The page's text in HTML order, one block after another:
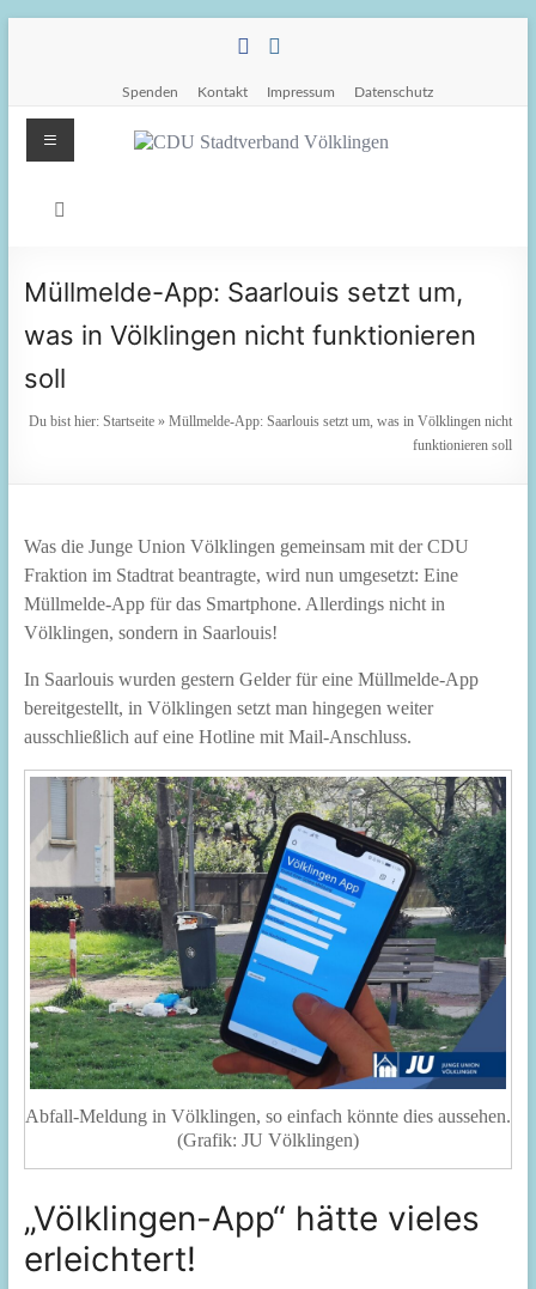
Spenden Kontakt Impressum Datenschutz
CDU
Völklingen
Für
Euch.
Menü
Müllmelde-App: Saarlouis setzt um,
was in Völklingen nicht funktionieren
soll
Du bist hier:Startseite »Müllmelde-App: Saarlouis setzt um, was in Völklingen nicht
funktionieren soll
Was die Junge Union Völklingen gemeinsam mit der CDU
Fraktion im Stadtrat beantragte, wird nun umgesetzt: Eine
Müllmelde-App für das Smartphone. Allerdings nicht in
Völklingen, sondern in Saarlouis!
In Saarlouis wurden gestern Gelder für eine Müllmelde-App
bereitgestellt, in Völklingen setzt man hingegen weiter
ausschließlich auf eine Hotline mit Mail-Anschluss.
Abfall-Meldung in Völklingen, so einfach könnte dies aussehen.
(Grafik: JU Völklingen)
„Völklingen-App“ hätte vieles
erleichtert!